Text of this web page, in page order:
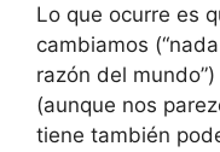
Lo que ocurre es
cambiamos
razón del
(aunque nos
tiene también